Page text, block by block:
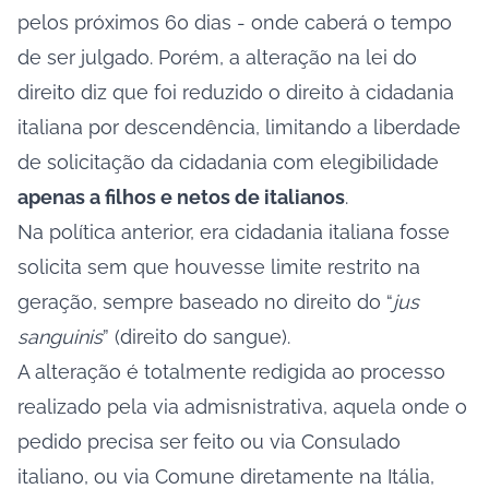
pelos próximos 60 dias - onde caberá o tempo
de ser julgado. Porém, a alteração na lei do
direito diz que foi reduzido o direito à cidadania
italiana por descendência, limitando a liberdade
de solicitação da cidadania com elegibilidade
apenas a filhos e netos de italianos.
Na política anterior, era cidadania italiana fosse
solicita sem que houvesse limite restrito na
geração, sempre baseado no direito do “jus
sanguinis” (direito do sangue).
A alteração é totalmente redigida ao processo
realizado pela via admisnistrativa, aquela onde o
pedido precisa ser feito ou via Consulado
italiano, ou via Comune diretamente na Itália,